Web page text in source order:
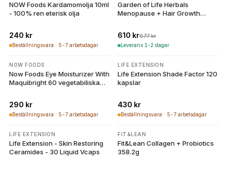
NOW Foods Kardamomolja 10ml
- 100% ren eterisk olja
240 kr
Beställningsvara · 5-7 arbetsdagar
Garden of Life Herbals
Menopause + Hair Growth
610 kr677 kr
Leverans 1-2 dagar
NOW FOODS
Now Foods Eye Moisturizer With
Maquibright 60 vegetabiliska
290 kr
Beställningsvara · 5-7 arbetsdagar
LIFE EXTENSION
Life Extension Shade Factor 120
kapslar
430 kr
Beställningsvara · 5-7 arbetsdagar
LIFE EXTENSION
Life Extension - Skin Restoring
Ceramides - 30 Liquid Vcaps
FIT&LEAN
Fit&Lean Collagen + Probiotics
358.2g